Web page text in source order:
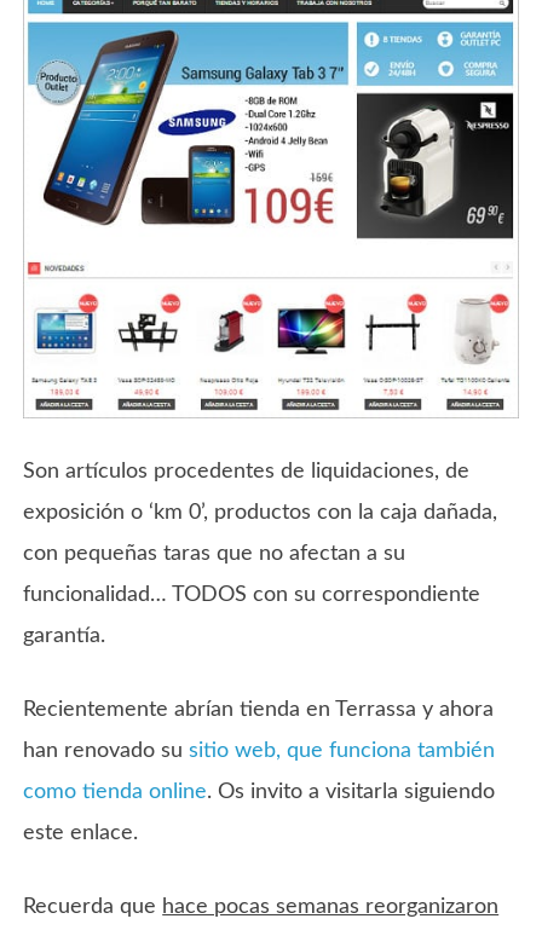
Son artículos procedentes de liquidaciones, de
exposición o ‘km 0’, productos con la caja dañada,
con pequeñas taras que no afectan a su
funcionalidad… TODOS con su correspondiente
garantía.
Recientemente abrían tienda en Terrassa y ahora
han renovado susitio web, que funciona también
como tienda online. Os invito a visitarla siguiendo
este enlace.
Recuerda que hace pocas semanas reorganizaron